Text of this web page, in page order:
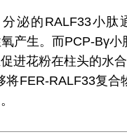
泌的RALF33小肽
产生。而PCP-Bγ
进花粉在柱头的水
FER-RALF33复合